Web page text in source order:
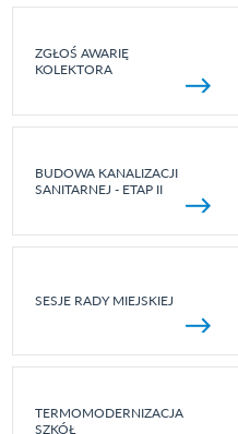
ZGŁOŚ AWARIĘ
KOLEKTORA
BUDOWA KANALIZACJI
SANITARNEJ - ETAP II
SESJE RADY MIEJSKIEJ
TERMOMODERNIZACJA
SZKÓŁ